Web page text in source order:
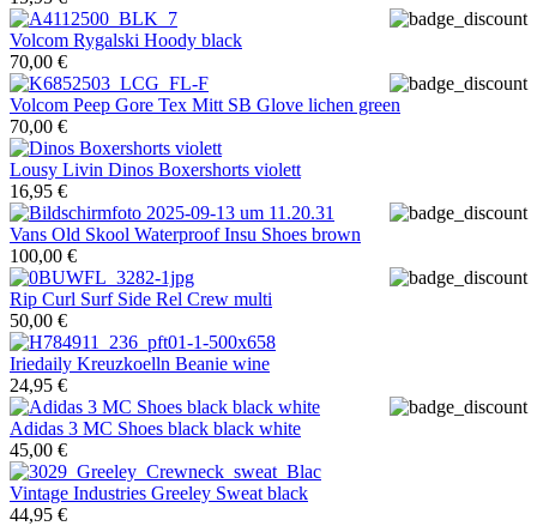
Volcom Rygalski Hoody black
70,00 €
Volcom Peep Gore Tex Mitt SB Glove lichen green
70,00 €
Lousy Livin Dinos Boxershorts violett
16,95 €
Vans Old Skool Waterproof Insu Shoes brown
100,00 €
Rip Curl Surf Side Rel Crew multi
50,00 €
Iriedaily Kreuzkoelln Beanie wine
24,95 €
Adidas 3 MC Shoes black black white
45,00 €
Vintage Industries Greeley Sweat black
44,95 €